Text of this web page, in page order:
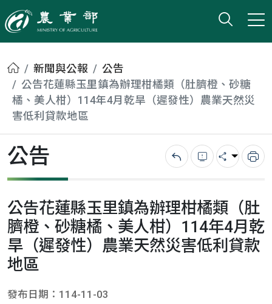
農業部
打開
小版
首頁新聞與公報
公告
公告花蓮縣玉里鎮為辦理柑橘類（肚臍橙、砂糖
橘、美人柑）114年4月乾旱（遲發性）農業天然災
害低利貸款地區
公告 回上一頁錯誤回報
分享 列
公告花蓮縣玉里鎮為辦理柑橘類（肚
臍橙、砂糖橘、美人柑）114年4月乾
旱（遲發性）農業天然災害低利貸款
地區
發布日期：114-11-03